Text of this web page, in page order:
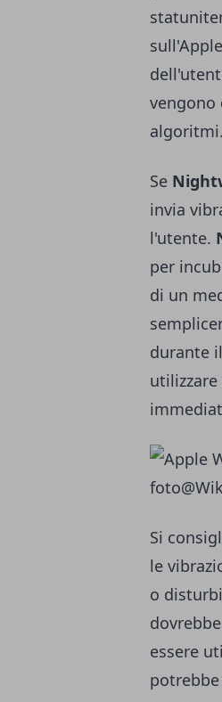
vengono
algoritmi.
Se
invia
l'utente.
per
di un
durante
foto@
Si
le
o
essere